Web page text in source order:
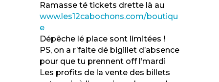
Ramasse té tickets drette là au
www.les12cabochons.com/boutiqu
e
Dépêche lé place sont limitées !
PS, on a r’faite dé bigillet d’absence
pour que tu prennent off l’mardi
Les profits de la vente des billets